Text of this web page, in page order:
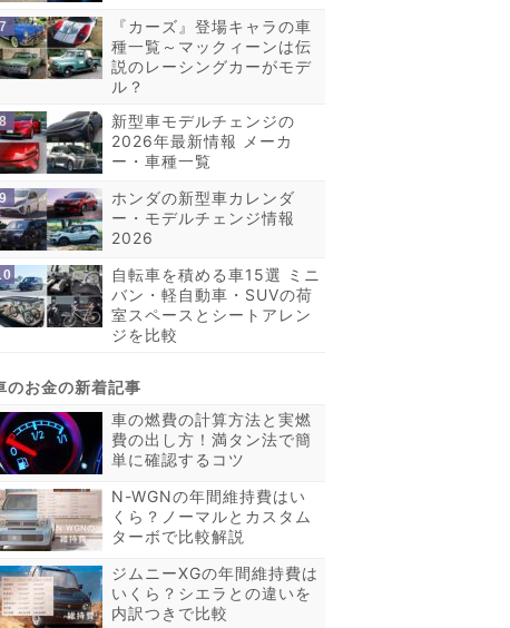
『カーズ』登場キャラの車
種一覧～マックィーンは伝
説のレーシングカーがモデ
ル？
新型車モデルチェンジの
2026年最新情報 メーカ
ー・車種一覧
ホンダの新型車カレンダ
ー・モデルチェンジ情報
2026
自転車を積める車15選 ミニ
バン・軽自動車・SUVの荷
室スペースとシートアレン
ジを比較
車の燃費の計算方法と実燃
費の出し方！満タン法で簡
単に確認するコツ
N-WGNの年間維持費はい
くら？ノーマルとカスタム
ターボで比較解説
ジムニーXGの年間維持費は
いくら？シエラとの違いを
内訳つきで比較